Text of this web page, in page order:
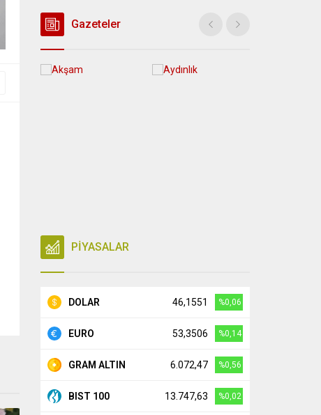
Gazeteler
PİYASALAR
DOLAR 46,1551 %0,06
EURO 53,3506 %0,14
GRAM ALTIN 6.072,47 %0,56
BIST 100 13.747,63 %0,02